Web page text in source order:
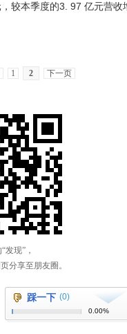
较本季度的3. 97 亿元营收
1 2 下一页
踩一下 (0)
0.00%